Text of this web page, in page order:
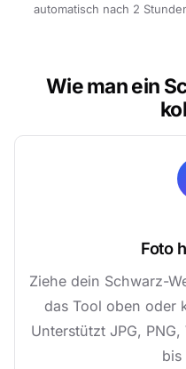
automatisch nach 2
Wie man ein
Foto
Ziehe dein Schwarz-
das Tool oben oder
Unterstützt JPG,
bis